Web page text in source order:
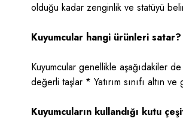
olduğu kadar zenginlik ve statüyü
Kuyumcular hangi ürünleri satar?
Kuyumcular genellikle aşağıdakiler
değerli taşlar * Yatırım sınıfı altın
Kuyumcuların kullandığı kutu